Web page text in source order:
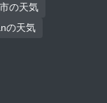
の天気
の天気